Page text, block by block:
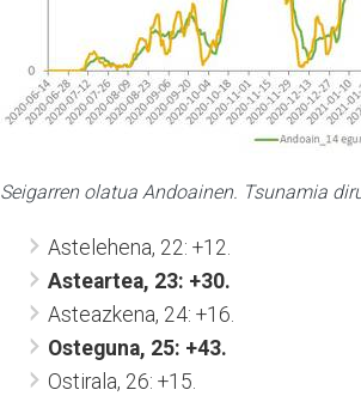
Seigarren olatua Andoainen. Tsunamia
Astelehena, 22: +12.
Asteartea, 23: +30.
Asteazkena, 24: +16.
Osteguna, 25: +43.
Ostirala, 26: +15.